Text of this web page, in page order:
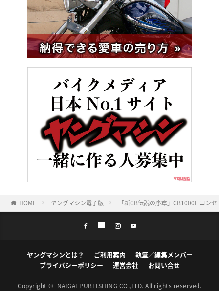
HOME ヤングマシン電子版 「新CB伝説の序章」CB1000F コン
ヤングマシンとは？ ご利用案内
執筆／編集メンバー
プライバシーポリシー
運営会社 お問い合せ
Copyright © NAIGAI PUBLISHING CO.,LTD. All rights reserved.